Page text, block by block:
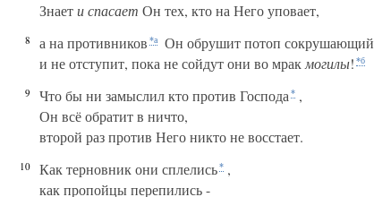
Знаети спасает Он тех, кто на Него уповает,
8 а на противников *а
Он обрушит потоп сокрушающий
и не отступит, пока не сойдут они во мрак могилы! *б
9 Что бы ни замыслил кто против Господа * ,
Он всё обратит в ничто,
второй раз против Него никто не восстает.
10 Как терновник они сплелись* ,
как пропойцы перепились -